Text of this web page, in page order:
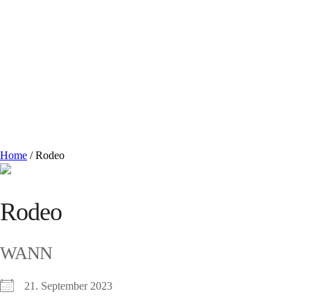
Home /Rodeo
Rodeo
WANN
21. September 2023